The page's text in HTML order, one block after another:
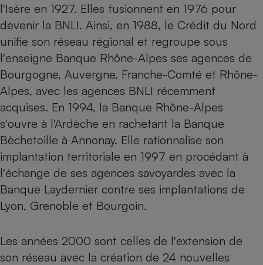
l'Isère en 1927. Elles fusionnent en 1976 pour
devenir la BNLI. Ainsi, en 1988, le Crédit du Nord
unifie son réseau régional et regroupe sous
l'enseigne Banque Rhône-Alpes ses agences de
Bourgogne, Auvergne, Franche-Comté et Rhône-
Alpes, avec les agences BNLI récemment
acquises. En 1994, la Banque Rhône-Alpes
s'ouvre à l'Ardèche en rachetant la Banque
Bèchetoille à Annonay. Elle rationnalise son
implantation territoriale en 1997 en procédant à
l'échange de ses agences savoyardes avec la
Banque Laydernier contre ses implantations de
Lyon, Grenoble et Bourgoin.
Les années 2000 sont celles de l'extension de
son réseau avec la création de 24 nouvelles
bouteille
Banque
Lave-linge
Téléviseur
Matelas
Radiateur électrique
Antimoustique